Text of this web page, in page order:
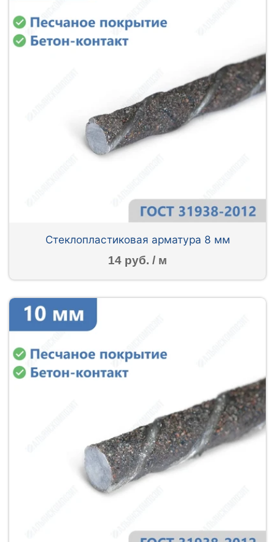
Стеклопластиковая арматура 8 мм
14 руб. / м